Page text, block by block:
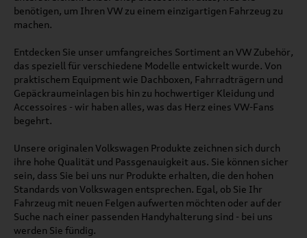
benötigen, um Ihren VW zu einem einzigartigen Fahrzeug zu
machen.
Entdecken Sie unser umfangreiches Sortiment an VW Zubehör,
das speziell für verschiedene Modelle entwickelt wurde. Von
praktischem Equipment wie Dachboxen, Fahrradträgern und
Gepäckraumeinlagen bis hin zu hochwertiger Kleidung und
Accessoires - wir haben alles, was das Herz eines VW-Fans
begehrt.
Unsere originalen Volkswagen Produkte zeichnen sich durch
ihre hohe Qualität und Passgenauigkeit aus. Sie können sicher
sein, dass Sie bei uns nur Produkte erhalten, die den hohen
Standards von Volkswagen entsprechen. Egal, ob Sie Ihr
Fahrzeug mit neuen Felgen aufwerten möchten oder auf der
Suche nach einer passenden Handyhalterung sind - bei uns
werden Sie fündig.